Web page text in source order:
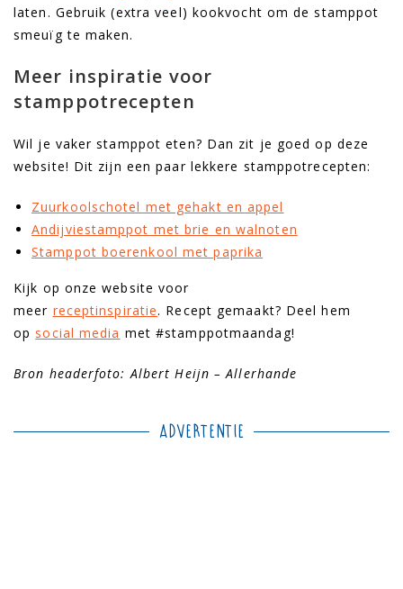
laten. Gebruik (extra veel) kookvocht om de stamppot
smeuïg te maken.
Meer inspiratie voor
stamppotrecepten
Wil je vaker stamppot eten? Dan zit je goed op deze
website! Dit zijn een paar lekkere stamppotrecepten:
Zuurkoolschotel met gehakt en appel
Andijviestamppot met brie en walnoten
Stamppot boerenkool met paprika
Kijk op onze website voor
meer receptinspiratie. Recept gemaakt? Deel hem
op social media met #stamppotmaandag!
Bron headerfoto: Albert Heijn – Allerhande
Advertentie